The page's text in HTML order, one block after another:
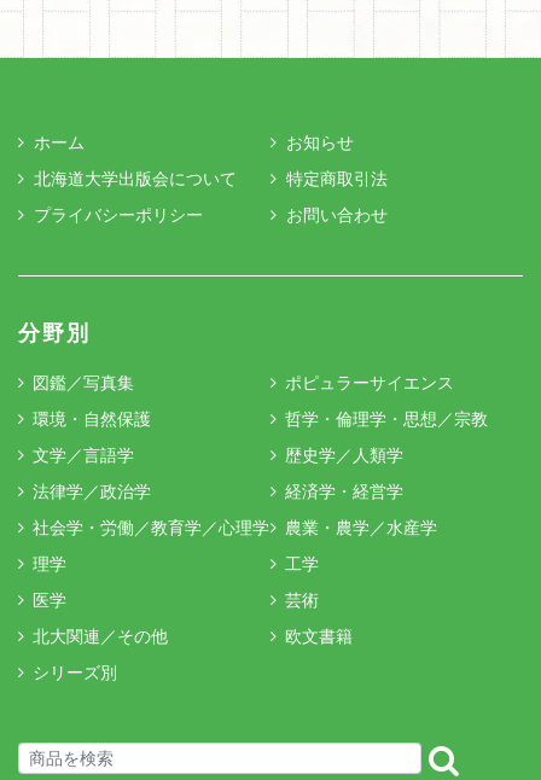
ホーム
お知らせ
北海道大学出版会について
特定商取引法
プライバシーポリシー
お問い合わせ
分野別
図鑑／写真集
ポピュラーサイエンス
環境・自然保護
哲学・倫理学・思想／宗教
文学／言語学
歴史学／人類学
法律学／政治学
経済学・経営学
社会学・労働／教育学／心理学
農業・農学／水産学
理学
工学
医学
芸術
北大関連／その他
欧文書籍
シリーズ別